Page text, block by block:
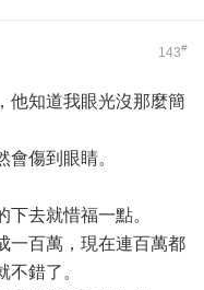
143#
他知道我眼光沒那麼簡
傷到眼睛。
去就惜福一點。
一百萬，現在連百萬都
錯了。